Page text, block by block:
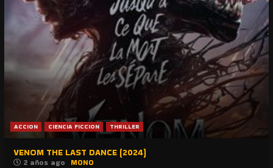
ACCION CIENCIA FICCION THRILLER
VENOM THE LAST DANCE (2024)
2 años ago MONO